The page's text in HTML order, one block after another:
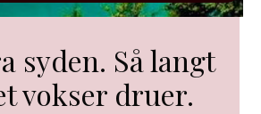
syden. Så langt
vokser druer.